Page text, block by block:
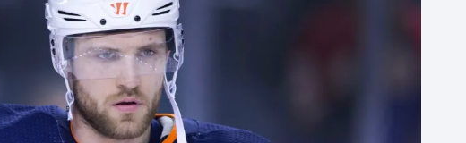
Moderní pětiboj
Motorsport
Olympijské hry
Parasport